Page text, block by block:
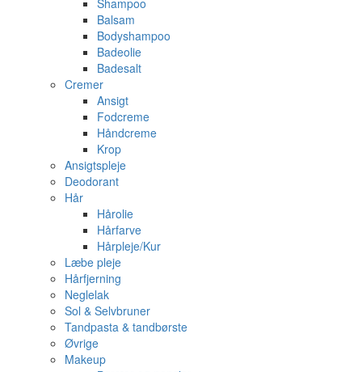
Shampoo
Balsam
Bodyshampoo
Badeolie
Badesalt
Cremer
Ansigt
Fodcreme
Håndcreme
Krop
Ansigtspleje
Deodorant
Hår
Hårolie
Hårfarve
Hårpleje/Kur
Læbe pleje
Hårfjerning
Neglelak
Sol & Selvbruner
Tandpasta & tandbørste
Øvrige
Makeup